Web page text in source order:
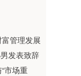
管理发展
发表致辞
市场重